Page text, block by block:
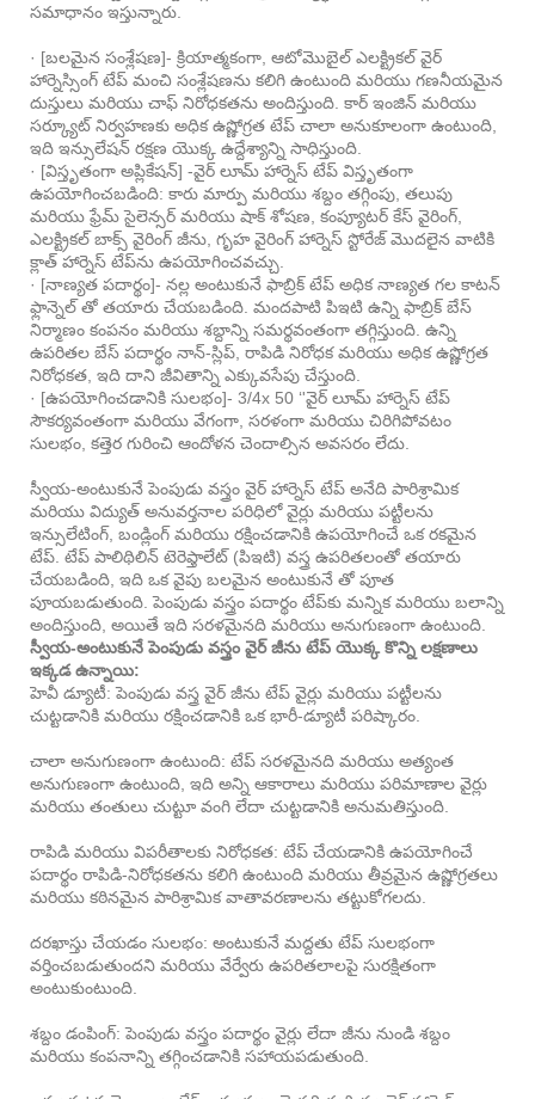
సమాధానం ఇస్తున్నారు.
· [బలమైన సంశ్లేషణ]- క్రియాత్మకంగా, ఆటోమొబైల్ ఎలక్ట్రికల్ వైర్
హార్నెస్సింగ్ టేప్ మంచి సంశ్లేషణను కలిగి ఉంటుంది మరియు గణనీయమైన
దుస్తులు మరియు చాఫ్ నిరోధకతను అందిస్తుంది. కార్ ఇంజిన్ మరియు
సర్క్యూట్ నిర్వహణకు అధిక ఉష్ణోగ్రత టేప్ చాలా అనుకూలంగా ఉంటుంది,
ఇది ఇన్సులేషన్ రక్షణ యొక్క ఉద్దేశ్యాన్ని సాధిస్తుంది.
· [విస్తృతంగా అప్లికేషన్] -వైర్ లూమ్ హార్నెస్ టేప్ విస్తృతంగా
ఉపయోగించబడింది: కారు మార్పు మరియు శబ్దం తగ్గింపు, తలుపు
మరియు ఫ్రేమ్ సైలెన్సర్ మరియు షాక్ శోషణ, కంప్యూటర్ కేస్ వైరింగ్,
ఎలక్ట్రికల్ బాక్స్ వైరింగ్ జీను, గృహ వైరింగ్ హార్నెస్ స్టోరేజ్ మొదలైన వాటికి
క్లాత్ హార్నెస్ టేప్‌ను ఉపయోగించవచ్చు.
· [నాణ్యత పదార్థం]- నల్ల అంటుకునే ఫాబ్రిక్ టేప్ అధిక నాణ్యత గల కాటన్
ఫ్లాన్నెల్ తో తయారు చేయబడింది. మందపాటి పిఇటి ఉన్ని ఫాబ్రిక్ బేస్
నిర్మాణం కంపనం మరియు శబ్దాన్ని సమర్థవంతంగా తగ్గిస్తుంది. ఉన్ని
ఉపరితల బేస్ పదార్థం నాన్-స్లిప్, రాపిడి నిరోధక మరియు అధిక ఉష్ణోగ్రత
నిరోధకత, ఇది దాని జీవితాన్ని ఎక్కువసేపు చేస్తుంది.
· [ఉపయోగించడానికి సులభం]- 3/4x 50 ‘'వైర్ లూమ్ హార్నెస్ టేప్
సౌకర్యవంతంగా మరియు వేగంగా, సరళంగా మరియు చిరిగిపోవటం
సులభం, కత్తెర గురించి ఆందోళన చెందాల్సిన అవసరం లేదు.
స్వీయ-అంటుకునే పెంపుడు వస్త్రం వైర్ హార్నెస్ టేప్ అనేది పారిశ్రామిక
మరియు విద్యుత్ అనువర్తనాల పరిధిలో వైర్లు మరియు పట్టీలను
ఇన్సులేటింగ్, బండ్లింగ్ మరియు రక్షించడానికి ఉపయోగించే ఒక రకమైన
టేప్. టేప్ పాలిథిలిన్ టెరెఫ్తాలేట్ (పిఇటి) వస్త్ర ఉపరితలంతో తయారు
చేయబడింది, ఇది ఒక వైపు బలమైన అంటుకునే తో పూత
పూయబడుతుంది. పెంపుడు వస్త్రం పదార్థం టేప్‌కు మన్నిక మరియు బలాన్ని
అందిస్తుంది, అయితే ఇది సరళమైనది మరియు అనుగుణంగా ఉంటుంది.
స్వీయ-అంటుకునే పెంపుడు వస్త్రం వైర్ జీను టేప్ యొక్క కొన్ని లక్షణాలు
ఇక్కడ ఉన్నాయి:
హెవీ డ్యూటీ: పెంపుడు వస్త్ర వైర్ జీను టేప్ వైర్లు మరియు పట్టీలను
చుట్టడానికి మరియు రక్షించడానికి ఒక భారీ-డ్యూటీ పరిష్కారం.
చాలా అనుగుణంగా ఉంటుంది: టేప్ సరళమైనది మరియు అత్యంత
అనుగుణంగా ఉంటుంది, ఇది అన్ని ఆకారాలు మరియు పరిమాణాల వైర్లు
మరియు తంతులు చుట్టూ వంగి లేదా చుట్టడానికి అనుమతిస్తుంది.
రాపిడి మరియు విపరీతాలకు నిరోధకత: టేప్ చేయడానికి ఉపయోగించే
పదార్థం రాపిడి-నిరోధకతను కలిగి ఉంటుంది మరియు తీవ్రమైన ఉష్ణోగ్రతలు
మరియు కఠినమైన పారిశ్రామిక వాతావరణాలను తట్టుకోగలదు.
దరఖాస్తు చేయడం సులభం: అంటుకునే మద్దతు టేప్ సులభంగా
వర్తించబడుతుందని మరియు వేర్వేరు ఉపరితలాలపై సురక్షితంగా
అంటుకుంటుంది.
శబ్దం డంపింగ్: పెంపుడు వస్త్రం పదార్థం వైర్లు లేదా జీను నుండి శబ్దం
మరియు కంపనాన్ని తగ్గించడానికి సహాయపడుతుంది.